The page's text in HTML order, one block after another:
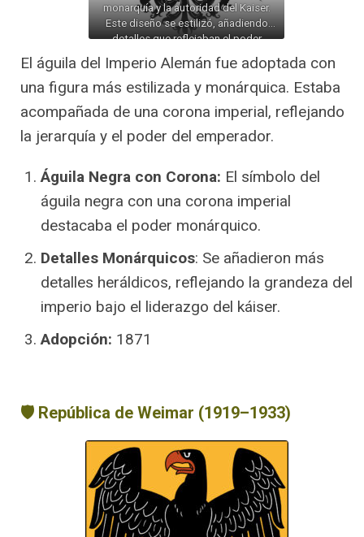
monarquía y la autoridad del Kaiser.
Este diseño se estilizó, añadiendo
detalles que reflejaban el poder
El águila del Imperio Alemán fue adoptada con
una figura más estilizada y monárquica. Estaba
acompañada de una corona imperial, reflejando
la jerarquía y el poder del emperador.
Águila Negra con Corona: El símbolo del
águila negra con una corona imperial
destacaba el poder monárquico.
Detalles Monárquicos: Se añadieron más
detalles heráldicos, reflejando la grandeza del
imperio bajo el liderazgo del káiser.
Adopción: 1871
🛡️ República de Weimar (1919–1933)